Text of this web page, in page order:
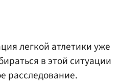
легкой атлетики уже
в этой ситуации
расследование.